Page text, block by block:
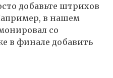
добавьте штрихов
в нашем
со
в финале добавить